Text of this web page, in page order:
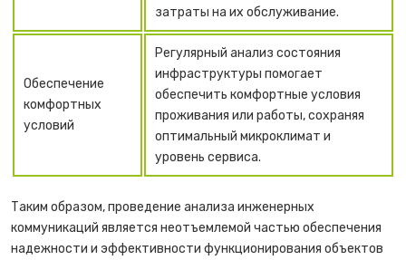
затраты на их обслуживание.
Обеспечение
комфортных
условий
Регулярный анализ состояния
инфраструктуры помогает
обеспечить комфортные условия
проживания или работы, сохраняя
оптимальный микроклимат и
уровень сервиса.
Таким образом, проведение анализа инженерных
коммуникаций является неотъемлемой частью обеспечения
надежности и эффективности функционирования объектов